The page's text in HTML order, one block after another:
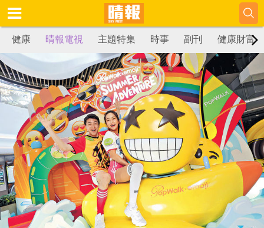
健康 晴報電視 主題特集 時事 副刊 健康財富